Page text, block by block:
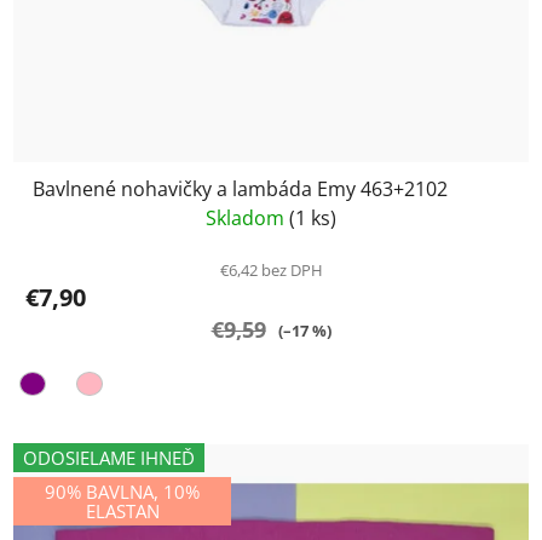
Bavlnené nohavičky a lambáda Emy 463+2102
Skladom (1 ks)
€6,42 bez DPH
€7,90
€9,59 (–17 %)
ODOSIELAME IHNEĎ
90% BAVLNA, 10%
ELASTAN